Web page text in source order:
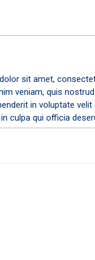
sit amet,
veniam, quis
in voluptate
culpa qui officia